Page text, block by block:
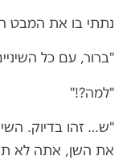
נתתי בו את המבט
"ברור, עם כל
"למה?!"
"ש… זהו בדיוק.
את השן, אתה לא